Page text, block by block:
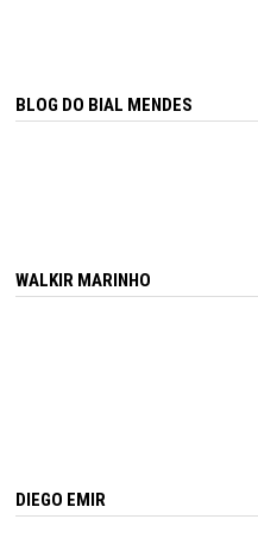
BLOG DO BIAL MENDES
WALKIR MARINHO
DIEGO EMIR